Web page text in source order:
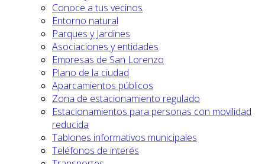
Conoce a tus vecinos
Entorno natural
Parques y Jardines
Asociaciones y entidades
Empresas de San Lorenzo
Plano de la ciudad
Aparcamientos públicos
Zona de estacionamiento regulado
Estacionamientos para personas con movilidad
reducida
Tablones informativos municipales
Teléfonos de interés